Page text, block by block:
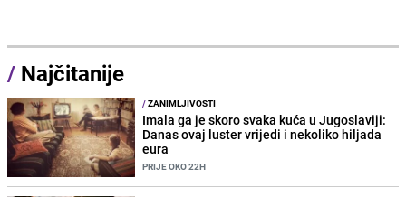
/ Najčitanije
/ZANIMLJIVOSTI
Imala ga je skoro svaka kuća u Jugoslaviji:
Danas ovaj luster vrijedi i nekoliko hiljada
eura
PRIJE OKO 22H